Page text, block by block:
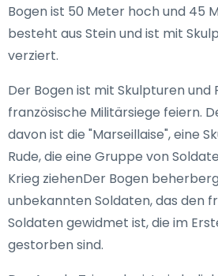
Bogen ist 50 Meter hoch und 45
besteht aus Stein und ist mit
verziert.
Der Bogen ist mit Skulpturen und
französische Militärsiege feiern.
davon ist die "Marseillaise", eine
Rude, die eine Gruppe von
Krieg ziehenDer Bogen
unbekannten Soldaten, das den
Soldaten gewidmet ist, die im
gestorben sind.